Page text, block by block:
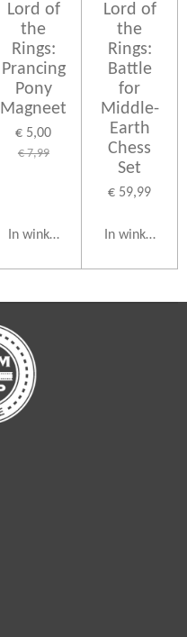
Lord of
the
Rings:
Prancing
Pony
Magneet
€ 5,00
€ 7,99
In winkelwagen
Lord of
the
Rings:
Battle
for
Middle-
Earth
Chess
Set
€ 59,99
In